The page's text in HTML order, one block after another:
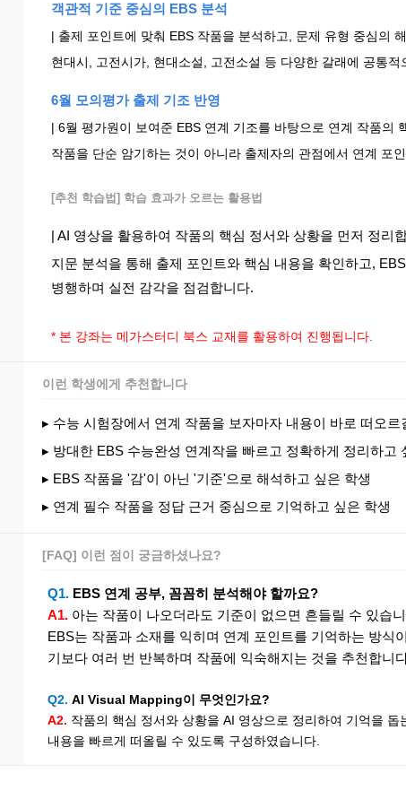
객관적 기준 중심의 EBS 분석
| 출제 포인트에 맞춰 EBS 작품을 분석하고, 문제 유형 중심의
현대시, 고전시가, 현대소설, 고전소설 등 다양한 갈래에 공통
6월 모의평가 출제 기조 반영
| 6월 평가원이 보여준 EBS 연계 기조를 바탕으로 연계 작품의
작품을 단순 암기하는 것이 아니라 출제자의 관점에서 연계 포
[추천 학습법] 학습 효과가 오르는 활용법
| AI 영상을 활용하여 작품의 핵심 정서와 상황을 먼저 정리
지문 분석을 통해 출제 포인트와 핵심 내용을 확인하고,
병행하며 실전 감각을 점검합니다.
* 본 강좌는 메가스터디 북스 교재를 활용하여 진행됩니다.
이런 학생에게 추천합니다
▸ 수능 시험장에서 연계 작품을 보자마자 내용이 바로 떠오르
▸ 방대한 EBS 수능완성 연계작을 빠르고 정확하게 정리하고
▸ EBS 작품을 '감'이 아닌 '기준'으로 해석하고 싶은 학생
▸ 연계 필수 작품을 정답 근거 중심으로 기억하고 싶은 학생
[FAQ] 이런 점이 궁금하셨나요?
Q1. EBS 연계 공부, 꼼꼼히 분석해야 할까요?
A1. 아는 작품이 나오더라도 기준이 없으면 흔들릴 수 있습
EBS는 작품과 소재를 익히며 연계 포인트를 기억하는 방식
기보다 여러 번 반복하며 작품에 익숙해지는 것을 추천합니
Q2. AI Visual Mapping이 무엇인가요?
A2. 작품의 핵심 정서와 상황을 AI 영상으로 정리하여 기억을
내용을 빠르게 떠올릴 수 있도록 구성하였습니다.